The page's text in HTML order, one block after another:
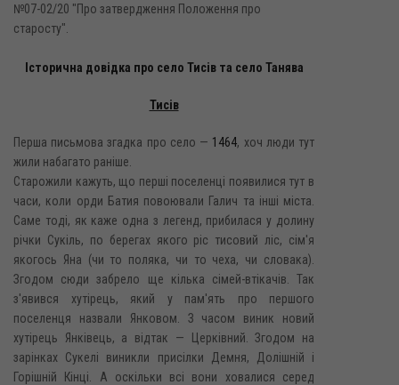
№07-02/20 "Про затвердження Положення про
старосту".
Історична довідка про село Тисів та село Танява
Тисів
Перша письмова згадка про село — 1464, хоч люди тут
жили набагато раніше.
Старожили кажуть, що перші поселенці появилися тут в
часи, коли орди Батия повоювали Галич та інші міста.
Саме тоді, як каже одна з легенд, прибилася у долину
річки Сукіль, по берегах якого ріс тисовий ліс, сім'я
якогось Яна (чи то поляка, чи то чеха, чи словака).
Згодом сюди забрело ще кілька сімей-втікачів. Так
з'явився хутірець, який у пам'ять про першого
поселенця назвали Янковом. З часом виник новий
хутірець Янківець, а відтак — Церківний. Згодом на
зарінках Сукелі виникли присілки Демня, Долішній і
Горішній Кінці. А оскільки всі вони ховалися серед